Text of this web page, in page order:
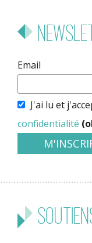
Email
J'ai lu et
confidentialité